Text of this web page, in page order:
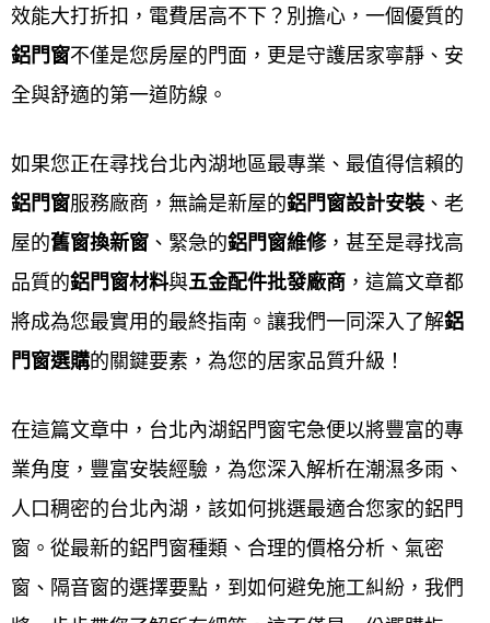
裝,鋁門窗台北內湖ptt,台北內湖鋁門窗維修,台北內湖
鋁門窗推薦,台北內湖門窗行,台北內湖附近鋁門窗,台
北內湖氣密窗,台北內湖铝門,台北內湖玻璃門窗,台北
門價格,台北內湖落地鋁門窗價格,台北內湖現成鋁窗價
格,台北內湖700型鋁門價格,台北內湖客廳落地門價格,
台北內湖房間鋁門價格,台北內湖大門落地門價格ptt,台
北內湖舊鋁窗改氣密窗價格ptt,台北內湖鋁門窗樣式,台
北內湖鋁門窗價格,台北內湖舊鋁窗改氣密窗價格,台北
內湖陽台鋁門窗樣式,台北內湖鋁門窗材料規格,台北內
湖落地鋁門窗樣式,台北內湖客廳鋁門窗樣式,台北內湖
鋁門窗樣式價格,台北內湖廚房鋁門窗樣式,台北內湖鋁
門窗款式,台北內湖鋁門窗顏色,台北內湖現成鋁窗尺
寸,台北內湖陽台鋁窗價格,台北內湖氣密窗價格,台北
內湖氣密窗推薦,台北內湖鋁門樣式,台北內湖鋁門窗五
金材料,台北內湖鋁門窗五金材料行,鋁門窗材料行台北
效能大打折扣，電費居高不下？別擔心，一個優質的
鋁門窗不僅是您房屋的門面，更是守護居家寧靜、安
全與舒適的第一道防線。
如果您正在尋找台北內湖地區最專業、最值得信賴的
鋁門窗服務廠商，無論是新屋的鋁門窗設計安裝 、老
屋的舊窗換新窗 、緊急的鋁門窗維修，甚至是尋找高
品質的鋁門窗材料與五金配件批發廠商 ，這篇文章都
將成為您最實用的最終指南。讓我們一同深入了解鋁
門窗選購的關鍵要素，為您的居家品質升級！
在這篇文章中，台北內湖鋁門窗宅急便以將豐富的專
業角度，豐富安裝經驗，為您深入解析在潮濕多雨、
人口稠密的台北內湖，該如何挑選最適合您家的鋁門
窗。從最新的鋁門窗種類、合理的價格分析、氣密
窗、隔音窗的選擇要點，到如何避免施工糾紛，我們